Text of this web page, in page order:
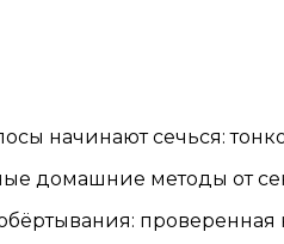
начинают сечься:
домашние методы от
проверенная